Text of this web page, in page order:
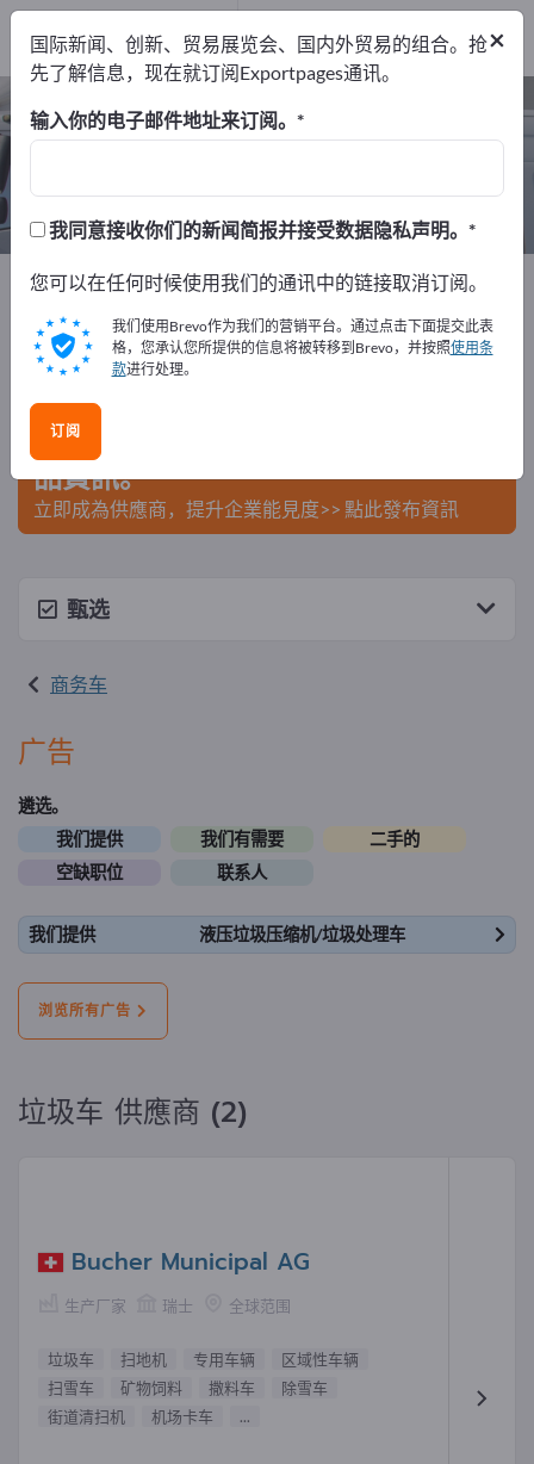
垃圾车 – 查找制造商和供应商
2 2
出口商2
制造商2
Exportpages 车辆 商务车 垃圾车
在Exportpages免費刊登廣告！
在Exportpages上發布您的公司與產
品資訊。
立即成為供應商，提升企業能見度>> 點此發布資訊
甄选
商务车
广告
遴选。
我们提供
我们有需要
二手的
空缺职位
联系人
我们提供 液压垃圾压缩机/垃圾处理车
浏览所有广告
垃圾车 供應商 (2)
Bucher Municipal AG
生产厂家 瑞士 全球范围
垃圾车 扫地机 专用车辆
区域性车辆
扫雪车
矿物饲料 撒料车
除雪车
街道清扫机
机场卡车 ...
×
国际新闻、创新、贸易展览会、国内外贸易的组合。抢
先了解信息，现在就订阅Exportpages通讯。
输入你的电子邮件地址来订阅。
我同意接收你们的新闻简报并接受数据隐私声明。
您可以在任何时候使用我们的通讯中的链接取消订阅。
我们使用Brevo作为我们的营销平台。通过点击下面提交此表
格，您承认您所提供的信息将被转移到Brevo，并按照使用条
款进行处理。
订阅